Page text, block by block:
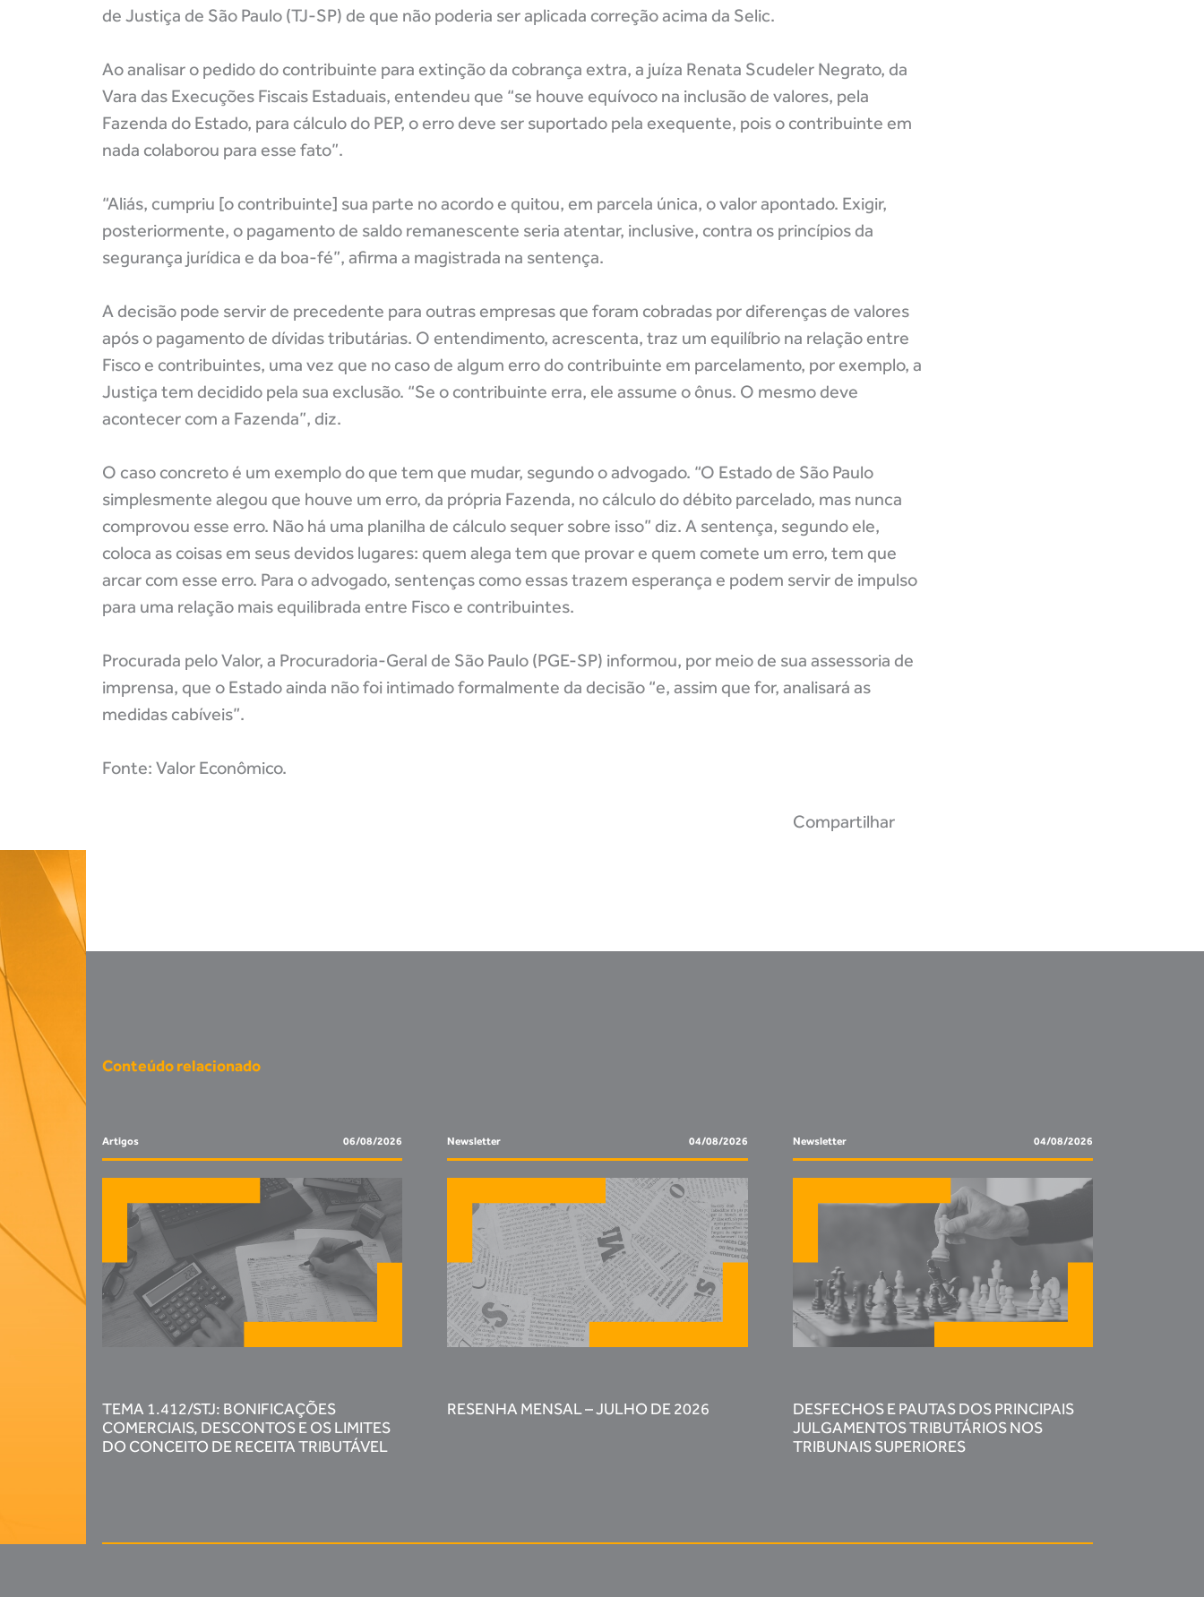
de Justiça de São Paulo (TJ-SP) de que não poderia ser aplicada correção acima da Selic.
Ao analisar o pedido do contribuinte para extinção da cobrança extra, a juíza Renata Scudeler Negrato, da
Vara das Execuções Fiscais Estaduais, entendeu que “se houve equívoco na inclusão de valores, pela
Fazenda do Estado, para cálculo do PEP, o erro deve ser suportado pela exequente, pois o contribuinte em
nada colaborou para esse fato”.
“Aliás, cumpriu [o contribuinte] sua parte no acordo e quitou, em parcela única, o valor apontado. Exigir,
posteriormente, o pagamento de saldo remanescente seria atentar, inclusive, contra os princípios da
segurança jurídica e da boa-fé”, afirma a magistrada na sentença.
A decisão pode servir de precedente para outras empresas que foram cobradas por diferenças de valores
após o pagamento de dívidas tributárias. O entendimento, acrescenta, traz um equilíbrio na relação entre
Fisco e contribuintes, uma vez que no caso de algum erro do contribuinte em parcelamento, por exemplo, a
Justiça tem decidido pela sua exclusão. “Se o contribuinte erra, ele assume o ônus. O mesmo deve
acontecer com a Fazenda”, diz.
O caso concreto é um exemplo do que tem que mudar, segundo o advogado. “O Estado de São Paulo
simplesmente alegou que houve um erro, da própria Fazenda, no cálculo do débito parcelado, mas nunca
comprovou esse erro. Não há uma planilha de cálculo sequer sobre isso” diz. A sentença, segundo ele,
coloca as coisas em seus devidos lugares: quem alega tem que provar e quem comete um erro, tem que
arcar com esse erro. Para o advogado, sentenças como essas trazem esperança e podem servir de impulso
para uma relação mais equilibrada entre Fisco e contribuintes.
Procurada pelo Valor, a Procuradoria-Geral de São Paulo (PGE-SP) informou, por meio de sua assessoria de
imprensa, que o Estado ainda não foi intimado formalmente da decisão “e, assim que for, analisará as
medidas cabíveis”.
Fonte: Valor Econômico.
Compartilhar
Conteúdo relacionado
Artigos 06/08/2026
TEMA 1.412/STJ: BONIFICAÇÕES
COMERCIAIS, DESCONTOS E OS LIMITES
DO CONCEITO DE RECEITA TRIBUTÁVEL
Newsletter 04/08/2026
RESENHA MENSAL – JULHO DE 2026
Newsletter 04/08/2026
DESFECHOS E PAUTAS DOS PRINCIPAIS
JULGAMENTOS TRIBUTÁRIOS NOS
TRIBUNAIS SUPERIORES